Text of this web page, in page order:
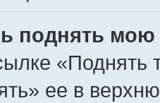
поднять мою
«Поднять
ее в